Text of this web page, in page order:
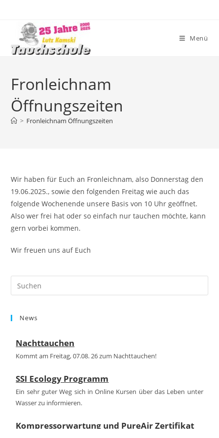
springen
Menü
Fronleichnam
Öffnungszeiten
> Fronleichnam Öffnungszeiten
Wir haben für Euch an Fronleichnam, also Donnerstag den
19.06.2025., sowie den folgenden Freitag wie auch das
folgende Wochenende unsere Basis von 10 Uhr geöffnet.
Also wer frei hat oder so einfach nur tauchen möchte, kann
gern vorbei kommen.
Wir freuen uns auf Euch
News
Nachttauchen
Kommt am Freitag, 07.08. 26 zum Nachttauchen!
SSI Ecology Programm
Ein sehr guter Weg sich in Online Kursen über das Leben unter
Wasser zu informieren.
Kompressorwartung und PureAir Zertifikat